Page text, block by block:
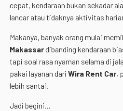
cepat, kendaraan bukan sekadar
lancar atau tidaknya aktivitas
Makanya, banyak orang mulai
Makassardibanding kendaraan
tapi soal rasa nyaman selama di
pakai layanan dari Wira Rent Car,
lebih santai.
Jadi begini…